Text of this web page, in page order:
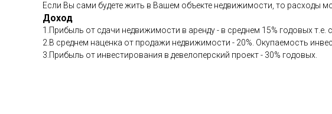
Если Вы сами будете жить в Вашем объекте недвижимости, то расходы
Доход
1.Прибыль от сдачи недвижимости в аренду - в среднем 15% годовых т.е.
2.В среднем наценка от продажи недвижимости - 20%. Окупаемость
3.Прибыль от инвестирования в девелоперский проект - 30% годовых.